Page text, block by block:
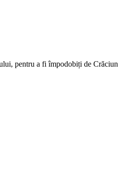
pentru a fi împodobiți de Crăciun